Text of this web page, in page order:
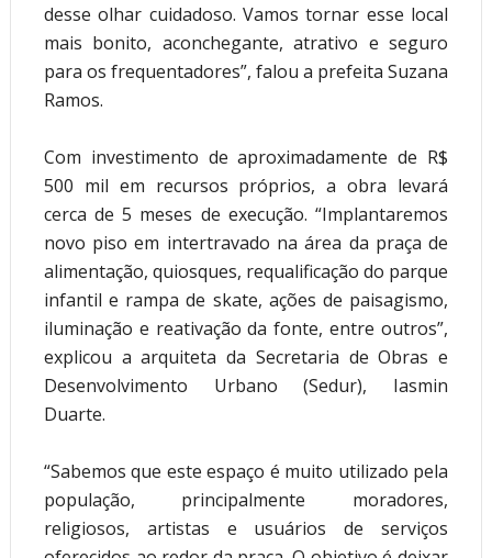
desse olhar cuidadoso. Vamos tornar esse local
mais bonito, aconchegante, atrativo e seguro
para os frequentadores”, falou a prefeita Suzana
Ramos.
Com investimento de aproximadamente de R$
500 mil em recursos próprios, a obra levará
cerca de 5 meses de execução. “Implantaremos
novo piso em intertravado na área da praça de
alimentação, quiosques, requalificação do parque
infantil e rampa de skate, ações de paisagismo,
iluminação e reativação da fonte, entre outros”,
explicou a arquiteta da Secretaria de Obras e
Desenvolvimento Urbano (Sedur), Iasmin
Duarte.
“Sabemos que este espaço é muito utilizado pela
população, principalmente moradores,
religiosos, artistas e usuários de serviços